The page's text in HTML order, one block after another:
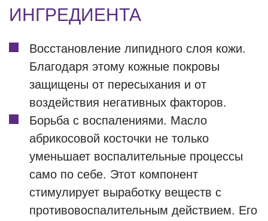
ИНГРЕДИЕНТА
Восстановление липидного слоя кожи.
Благодаря этому кожные покровы
защищены от пересыхания и от
воздействия негативных факторов.
Борьба с воспалениями. Масло
абрикосовой косточки не только
уменьшает воспалительные процессы
само по себе. Этот компонент
стимулирует выработку веществ с
противовоспалительным действием. Его